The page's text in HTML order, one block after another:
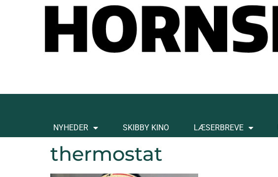
NYHEDER SKIBBY KINO LÆSERBREVE
thermostat